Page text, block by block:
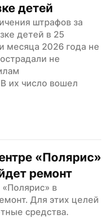
детей
штрафов за
детей в 25
месяца 2026 года не
не
их число вошел
«Полярис»
ремонт
в
Для этих целей
средства.